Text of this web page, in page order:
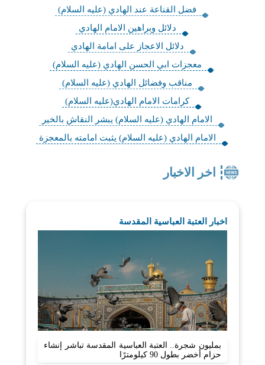
فضل القناعة عند الهادي (عليه السلام)
دلائل وبراهين الامام الهادي
دلائل الاعجاز على امامة الهادي
معجزات ابي الحسن الهادي (عليه السلام)
مناقب وفضائل الهادي (عليه السلام)
كرامات الامام الهادي(عليه السلام)
الامام الهادي (عليه السلام) يبشر النقاش بالخير
الامام الهادي (عليه السلام) يثبت امامته بالمعجزة
اخر الاخبار
اخبار العتبة العباسية المقدسة
بمليون شجرة.. العتبة العباسية المقدسة تباشر إنشاء
حزام أخضر بطول 90 كيلومترًا